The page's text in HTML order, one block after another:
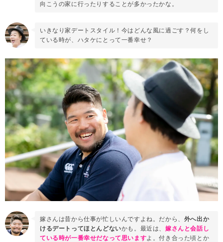
向こうの家に行ったりすることが多かったかな。
いきなり家デートスタイル！今はどんな風に過ごす？何をし
ている時が、ハタケにとって一番幸せ？
嫁さんは昔から仕事が忙しいんですよね。だから、 外へ出か
けるデートってほとんどないかも。最近は、嫁さんと会話し
ている時が一番幸せだなって思いますよ。付き合った頃とか